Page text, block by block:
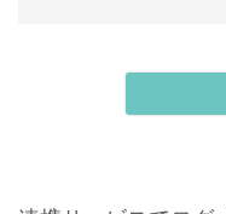
メンズ